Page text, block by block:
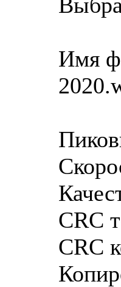
Имя
CRC
CRC